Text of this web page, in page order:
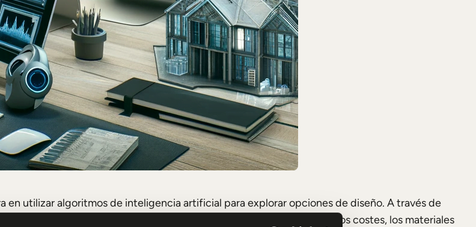
en utilizar algoritmos de inteligencia artificial para explorar opciones de diseño. A través de
de diseños, teniendo en cuenta variables como las dimensiones, los costes, los materiales